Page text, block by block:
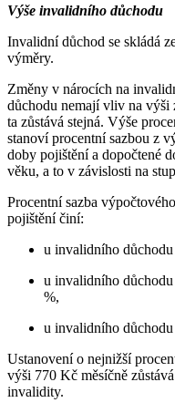
Výše invalidního důchodu
Invalidní důchod se skládá
výměry.
Změny v nárocích na
důchodu nemají vliv na
ta zůstává stejná. Výše
stanoví procentní sazbou z
doby pojištění a dopočtené
věku, a to v závislosti na
Procentní sazba
pojištění činí:
u invalidního
u invalidního
%,
u invalidního
Ustanovení o nejnižší
výši 770 Kč měsíčně
invalidity.